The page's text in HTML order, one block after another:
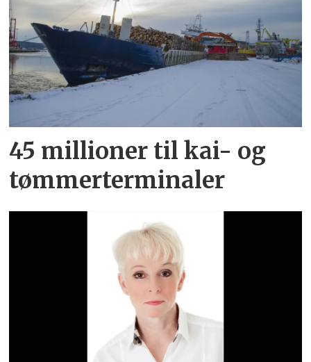
45 millioner til kai- og
tømmerterminaler